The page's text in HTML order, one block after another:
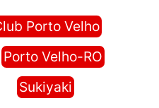
Porto Velho
Porto Velho-RO
Sukiyaki